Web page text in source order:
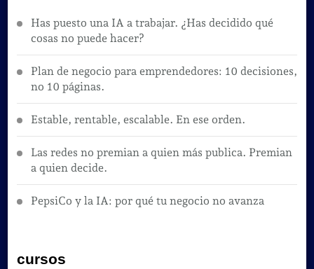
Has puesto una IA a trabajar. ¿Has decidido qué
cosas no puede hacer?
Plan de negocio para emprendedores: 10 decisiones,
no 10 páginas.
Estable, rentable, escalable. En ese orden.
Las redes no premian a quien más publica. Premian
a quien decide.
PepsiCo y la IA: por qué tu negocio no avanza
cursos